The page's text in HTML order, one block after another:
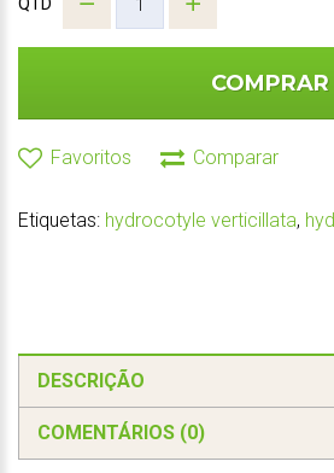
COMPRAR
Favoritos Comparar
Etiquetas: hydrocotyle verticillata,
DESCRIÇÃO
COMENTÁRIOS (0)